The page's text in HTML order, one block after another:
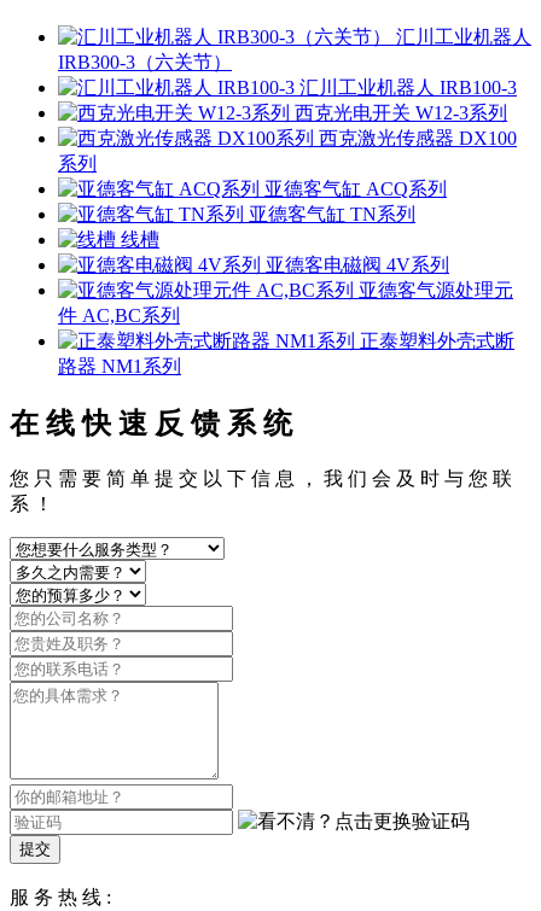
汇川工业机器人
IRB300-3（六关节）
汇川工业机器人 IRB100-3
西克光电开关 W12-3系列
西克激光传感器 DX100
系列
亚德客气缸 ACQ系列
亚德客气缸 TN系列
线槽
亚德客电磁阀 4V系列
亚德客气源处理元
件 AC,BC系列
正泰塑料外壳式断
路器 NM1系列
在 线 快 速 反 馈 系 统
您 只 需 要 简 单 提 交 以 下 信 息 ， 我 们 会 及 时 与 您 联
系 ！
提交
服 务 热 线 :